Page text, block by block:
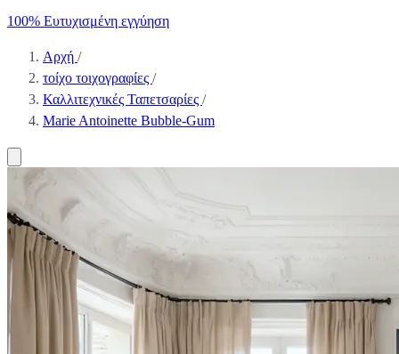
100% Ευτυχισμένη εγγύηση
Αρχή /
τοίχο τοιχογραφίες /
Καλλιτεχνικές Ταπετσαρίες /
Marie Antoinette Bubble-Gum